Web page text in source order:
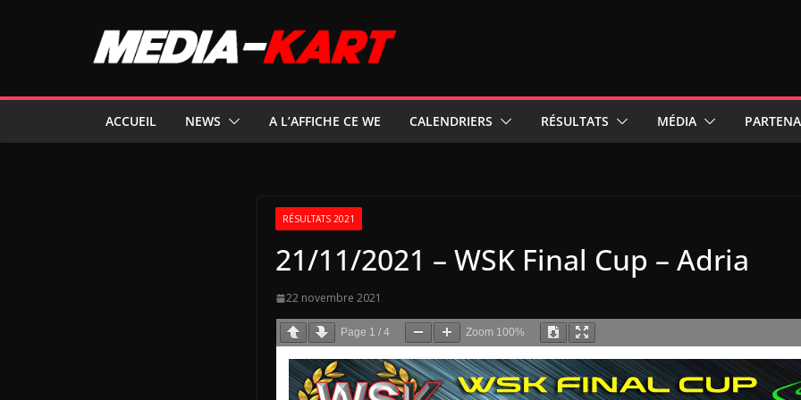
ACCUEIL NEWS A L’AFFICHE CE WE CALENDRIERS RÉSULTATS MÉDIA
RÉSULTATS 2021
21/11/2021 – WSK Final Cup – Adria
22 novembre 2021
Page 1 / 4 Zoom 100%